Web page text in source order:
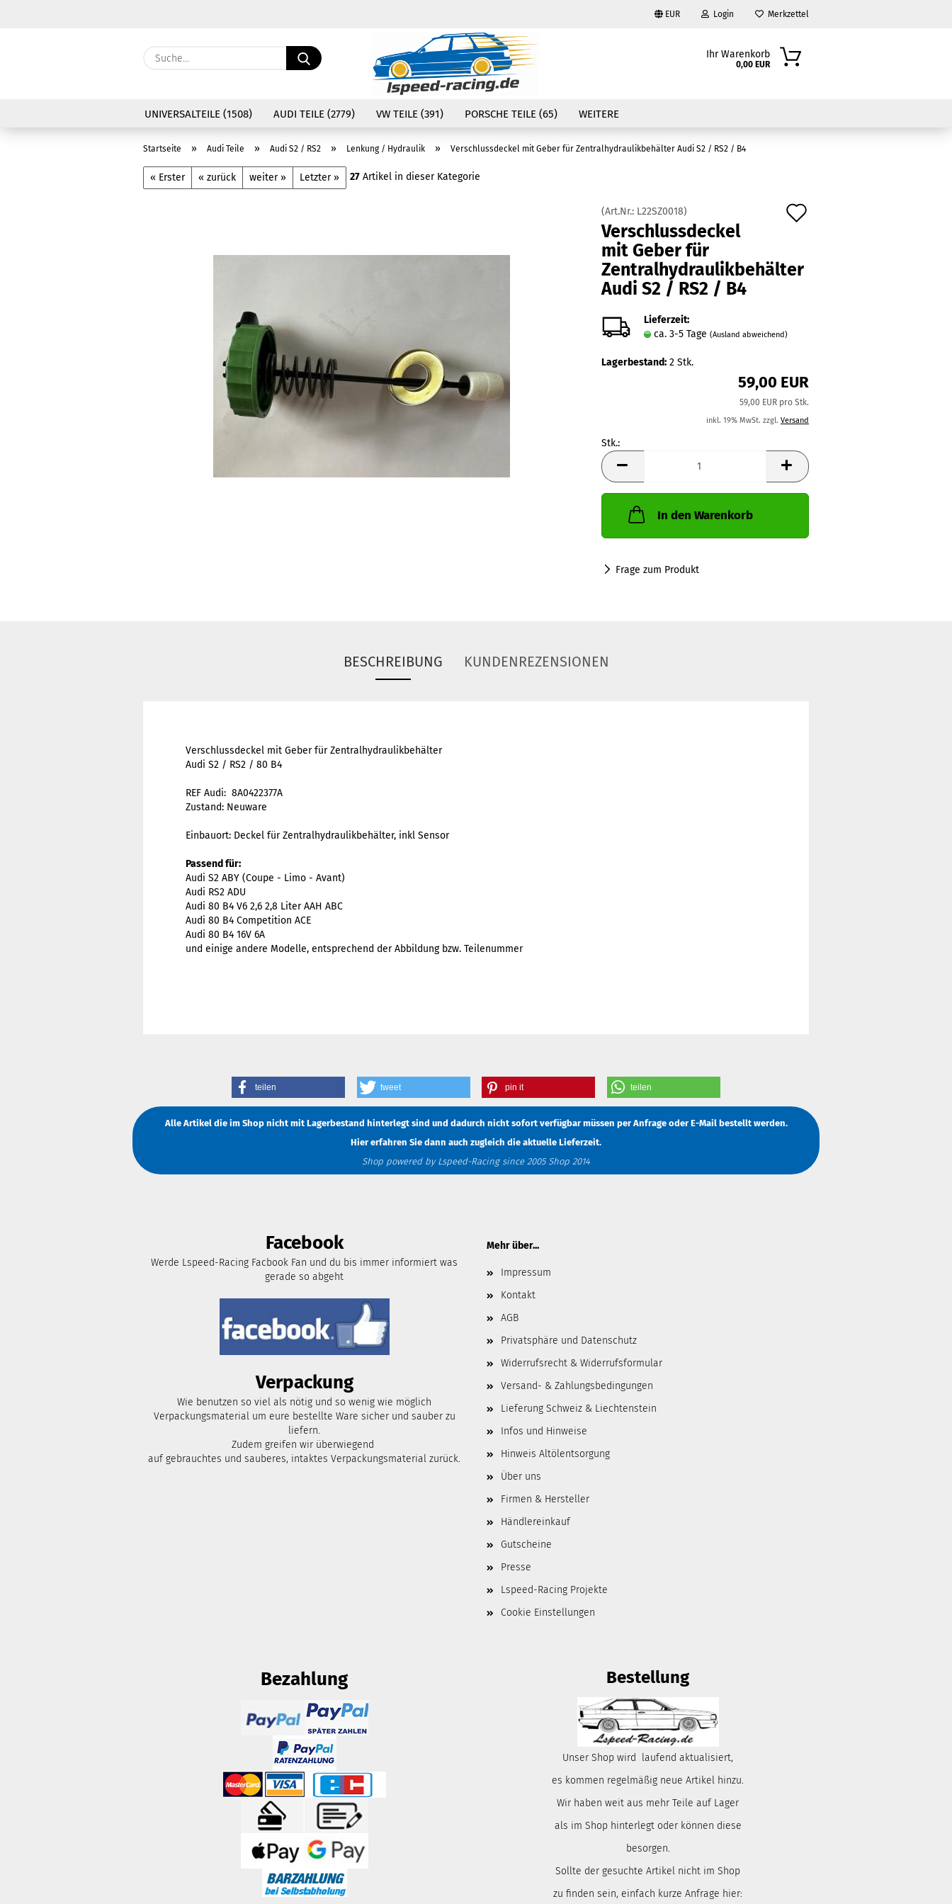
EUR
Währung auswählen
Login
Konto erstellen
Passwort vergessen?
Merkzettel
Suche... Ihr Warenkorb
0,00 EUR
UNIVERSALTEILE (1508) AUDI TEILE (2779) VW TEILE (391) PORSCHE TEILE (65) WEITERE
Startseite » Audi Teile » Audi S2 / RS2 » Lenkung / Hydraulik » Verschlussdeckel mit Geber für Zentralhydraulikbehälter Audi S2 / RS2 / B4
« Erster « zurück weiter » Letzter » 27 Artikel in dieser Kategorie
(Art.Nr.: L22SZ0018)
Verschlussdeckel
mit Geber für
Zentralhydraulikbehälter
Audi S2 / RS2 / B4
Lieferzeit:
ca. 3-5 Tage (Ausland abweichend)
Lagerbestand: 2 Stk.
59,00 EUR
59,00 EUR pro Stk.
inkl. 19% MwSt. zzgl. Versand
Stk.:
Stk.
In den Warenkorb
Frage zum Produkt
BESCHREIBUNG KUNDENREZENSIONEN
Verschlussdeckel mit Geber für Zentralhydraulikbehälter
Audi S2 / RS2 / 80 B4
REF Audi: 8A0422377A
Zustand: Neuware
Einbauort: Deckel für Zentralhydraulikbehälter, inkl Sensor
Passend für:
Audi S2 ABY (Coupe - Limo - Avant)
Audi RS2 ADU
Audi 80 B4 V6 2,6 2,8 Liter AAH ABC
Audi 80 B4 Competition ACE
Audi 80 B4 16V 6A
und einige andere Modelle, entsprechend der Abbildung bzw. Teilenummer
teilen tweet pin it teilen
Alle Artikel die im Shop nicht mit Lagerbestand hinterlegt sind und dadurch nicht sofort verfügbar müssen per AnfrageoderE-Mailbestellt werden.
Hier erfahren Sie dann auch zugleich die aktuelle Lieferzeit.
Shop powered by Lspeed-Racing since 2005 Shop 2014
Facebook
Werde Lspeed-Racing Facbook Fan und du bis immer informiert was
gerade so abgeht
Verpackung
Wie benutzen so viel als nötig und so wenig wie möglich
Verpackungsmaterial um eure bestellte Ware sicher und sauber zu
liefern.
Zudem greifen wir überwiegend
auf gebrauchtes und sauberes, intaktes Verpackungsmaterial zurück.
Mehr über...
Impressum
Kontakt
AGB
Privatsphäre und Datenschutz
Widerrufsrecht & Widerrufsformular
Versand- & Zahlungsbedingungen
Lieferung Schweiz & Liechtenstein
Infos und Hinweise
Hinweis Altölentsorgung
Über uns
Firmen & Hersteller
Händlereinkauf
Gutscheine
Presse
Lspeed-Racing Projekte
Cookie Einstellungen
Bezahlung Bestellung
Unser Shop wird laufend aktualisiert,
es kommen regelmäßig neue Artikel hinzu.
Wir haben weit aus mehr Teile auf Lager
als im Shop hinterlegt oder können diese
besorgen.
Sollte der gesuchte Artikel nicht im Shop
zu finden sein, einfach kurze Anfrage hier: